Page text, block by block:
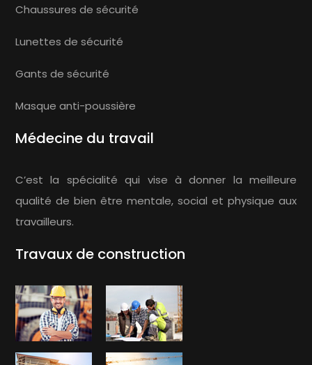
Chaussures de sécurité
Lunettes de sécurité
Gants de sécurité
Masque anti-poussière
Médecine du travail
C’est la spécialité qui vise à donner la meilleure
qualité de bien être mentale, social et physique aux
travailleurs.
Travaux de construction